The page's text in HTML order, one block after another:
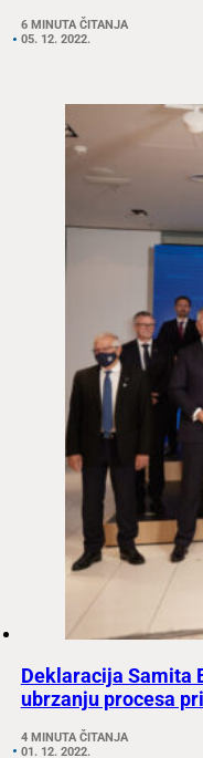
6 MINUTA ČITANJA
05. 12. 2022.
Deklaracija Samita
ubrzanju procesa
4 MINUTA ČITANJA
01. 12. 2022.